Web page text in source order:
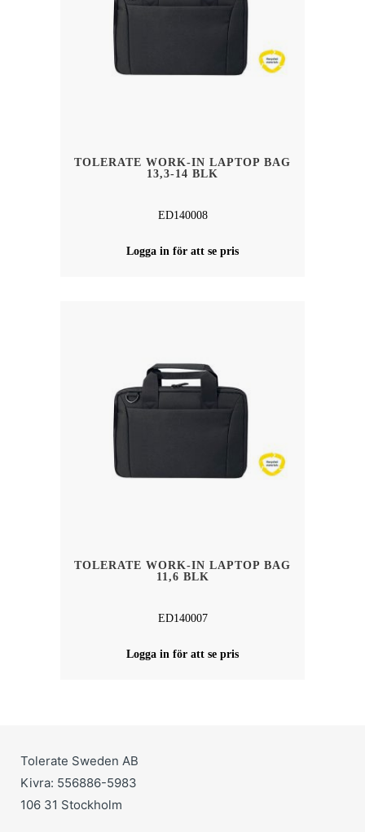
TOLERATE WORK-IN LAPTOP BAG
13,3-14 BLK
ED140008
Logga in för att se pris
TOLERATE WORK-IN LAPTOP BAG
11,6 BLK
ED140007
Logga in för att se pris
Tolerate Sweden AB
Kivra: 556886-5983
106 31 Stockholm